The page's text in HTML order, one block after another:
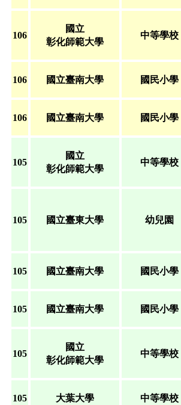
106
國立
彰化師範大學
中等學校
106 國立臺南大學 國民小學
106 國立臺南大學 國民小學
105
國立
彰化師範大學
中等學校
105 國立臺東大學 幼兒園
105 國立臺南大學 國民小學
105 國立臺南大學 國民小學
105
國立
彰化師範大學
中等學校
105 大葉大學 中等學校